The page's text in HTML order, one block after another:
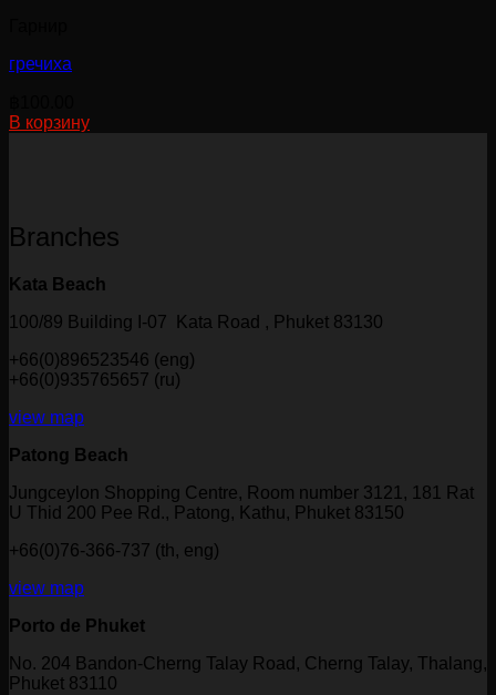
гречиха
В корзину
Branches
Kata Beach
100/89 Building I-07 Kata Road , Phuket 83130
+66(0)896523546 (eng)
+66(0)935765657 (ru)
view map
Patong Beach
Jungceylon Shopping Centre, Room number 3121, 181 Rat
U Thid 200 Pee Rd., Patong, Kathu, Phuket 83150
+66(0)76-366-737 (th, eng)
view map
Porto de Phuket
No. 204 Bandon-Cherng Talay Road, Cherng Talay, Thalang,
Phuket 83110